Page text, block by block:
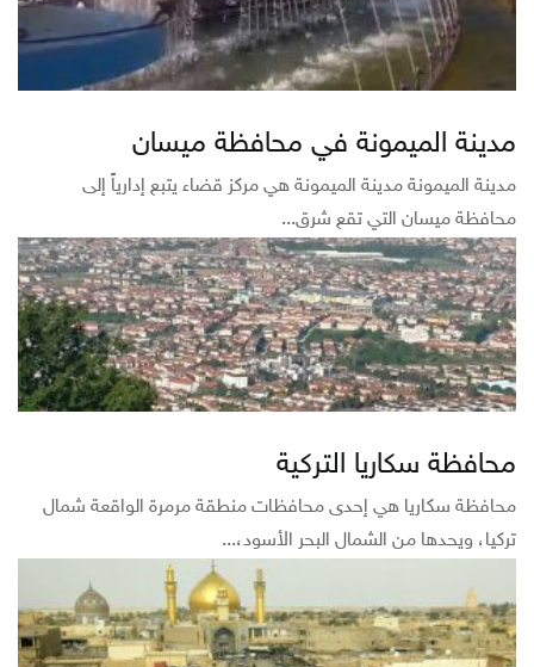
مدينة الميمونة في محافظة ميسان
مدينة الميمونة مدينة الميمونة هي مركز قضاء يتبع إدارياً إلى
محافظة ميسان التي تقع شرق...
محافظة سكاريا التركية
محافظة سكاريا هي إحدى محافظات منطقة مرمرة الواقعة شمال
تركيا، ويحدها من الشمال البحر الأسود،...